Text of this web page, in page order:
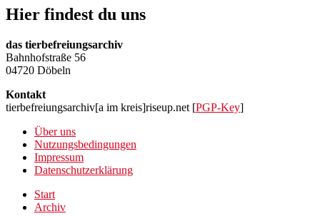
Hier findest du uns
das tierbefreiungsarchiv
Bahnhofstraße 56
04720 Döbeln
Kontakt
tierbefreiungsarchiv[a im kreis]riseup.net [PGP-Key]
Über uns
Nutzungsbedingungen
Impressum
Datenschutzerklärung
Start
Archiv